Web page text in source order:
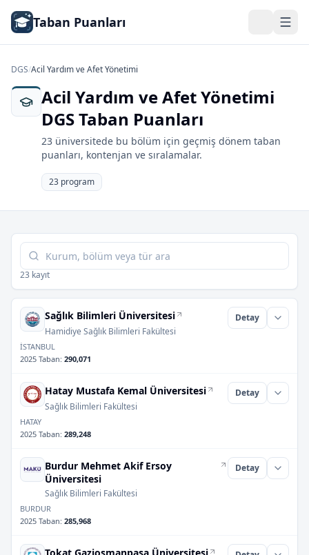
Taban Puanları
DGS/Acil Yardım ve Afet Yönetimi
Acil Yardım ve Afet Yönetimi
DGS Taban Puanları
23 üniversitede bu bölüm için geçmiş dönem taban
puanları, kontenjan ve sıralamalar.
23 program
Tabloda ara
23 kayıt
Sağlık Bilimleri Üniversitesi
Hamidiye Sağlık Bilimleri Fakültesi
Detay
İSTANBUL
2025 Taban: 290,071
Hatay Mustafa Kemal Üniversitesi
Sağlık Bilimleri Fakültesi
Detay
HATAY
2025 Taban: 289,248
Burdur Mehmet Akif Ersoy
Üniversitesi
Sağlık Bilimleri Fakültesi
Detay
BURDUR
2025 Taban: 285,968